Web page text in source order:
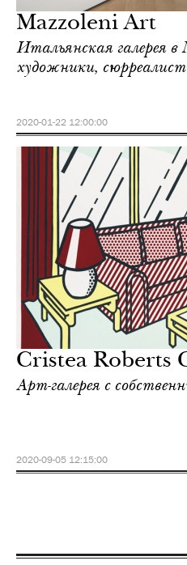
Mazzoleni Art
Итальянская галерея в
художники,
2020-01-22 12:00:00
Cristea Roberts
Арт-галерея с
2020-09-05 12:15:00